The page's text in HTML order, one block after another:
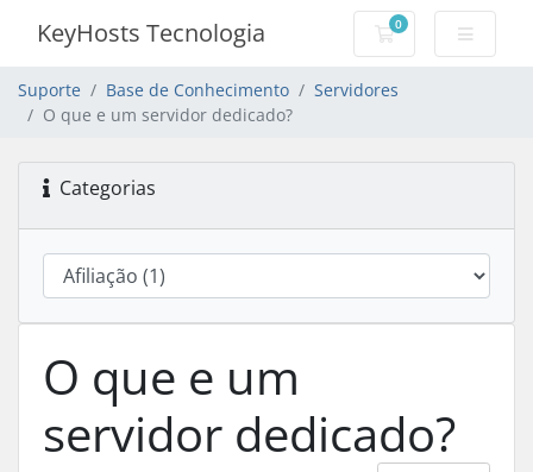
KeyHosts Tecnologia 0
Carrinho de
Suporte Base de Conhecimento
Servidores
O que e um servidor dedicado?
Categorias
O que e um
servidor dedicado?